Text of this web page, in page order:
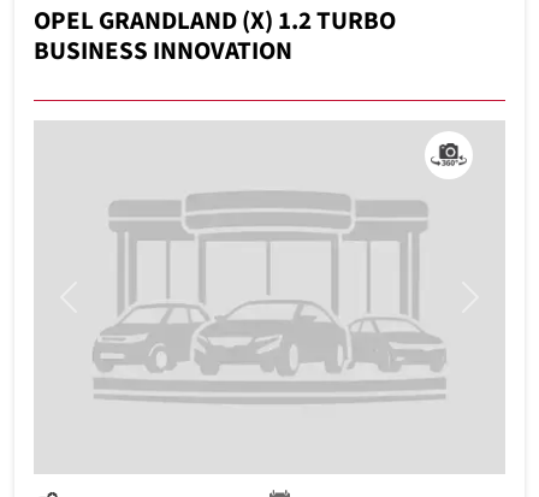
OPEL GRANDLAND (X) 1.2 TURBO
BUSINESS INNOVATION
Previous